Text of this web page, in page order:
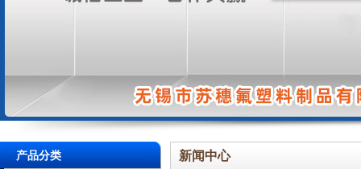
产品分类 新闻中心